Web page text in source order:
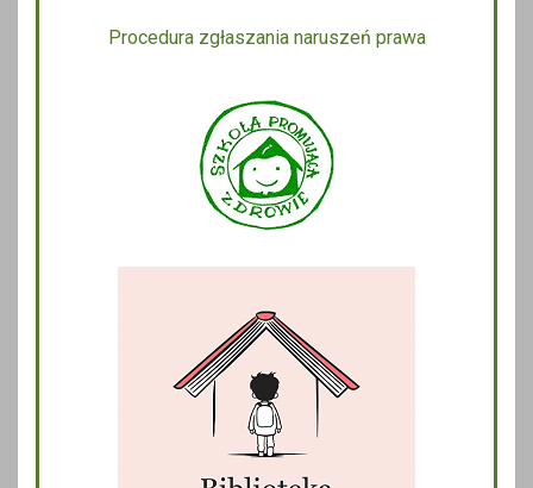
Procedura zgłaszania naruszeń prawa